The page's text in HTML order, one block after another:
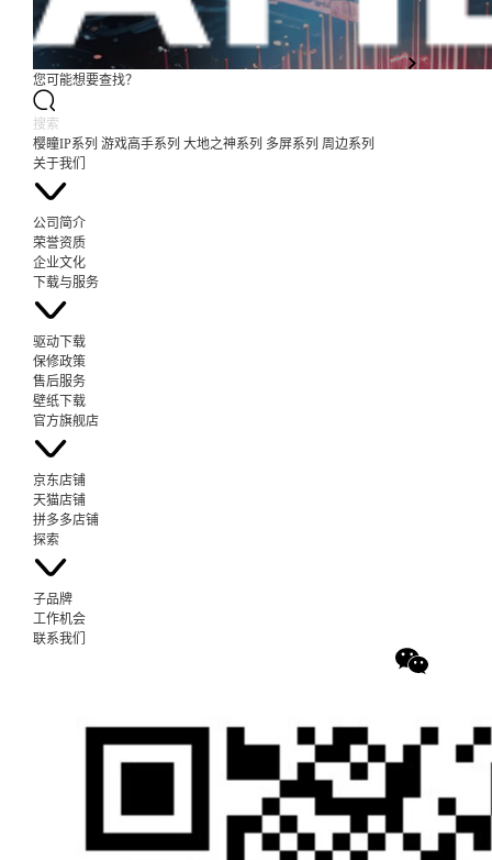
您可能想要查找？
樱瞳IP系列 游戏高手系列 大地之神系列 多屏系列 周边系列
关于我们
公司简介
荣誉资质
企业文化
下载与服务
驱动下载
保修政策
售后服务
壁纸下载
官方旗舰店
京东店铺
天猫店铺
拼多多店铺
探索
子品牌
工作机会
联系我们